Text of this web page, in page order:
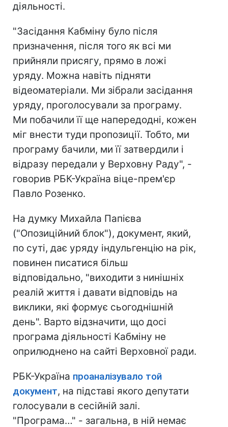
діяльності.
"Засідання Кабміну було після
призначення, після того як всі ми
прийняли присягу, прямо в ложі
уряду. Можна навіть підняти
відеоматеріали. Ми зібрали засідання
уряду, проголосували за програму.
Ми побачили її ще напередодні, кожен
міг внести туди пропозиції. Тобто, ми
програму бачили, ми її затвердили і
відразу передали у Верховну Раду", -
говорив РБК-Україна віце-прем'єр
Павло Розенко.
На думку Михайла Папієва
("Опозиційний блок"), документ, який,
по суті, дає уряду індульгенцію на рік,
повинен писатися більш
відповідально, "виходити з нинішніх
реалій життя і давати відповідь на
виклики, які формує сьогоднішній
день". Варто відзначити, що досі
програма діяльності Кабміну не
оприлюднено на сайті Верховної ради.
РБК-Україна проаналізувало той
документ, на підставі якого депутати
голосували в сесійній залі.
"Програма…" - загальна, в ній немає